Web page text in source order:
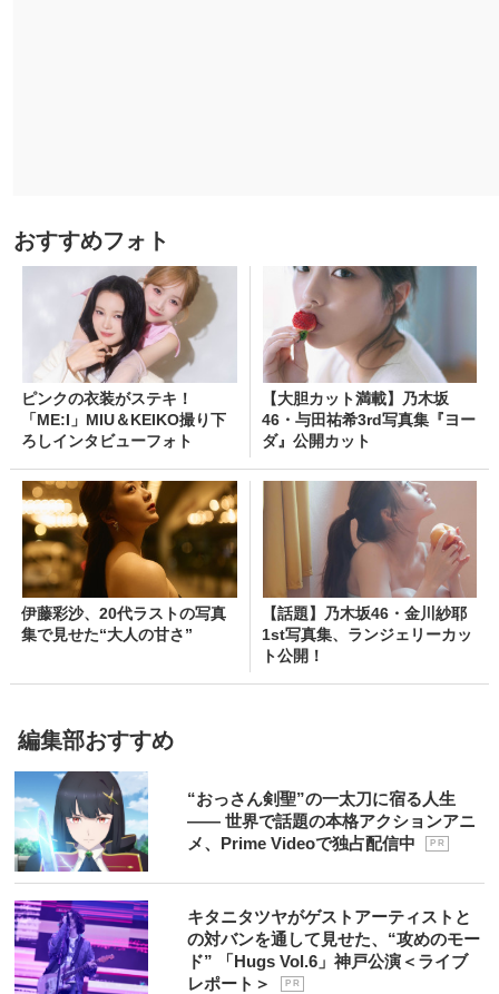
おすすめフォト
ピンクの衣装がステキ！
「ME:I」MIU＆KEIKO撮り下
ろしインタビューフォト
【大胆カット満載】乃木坂
46・与田祐希3rd写真集『ヨー
ダ』公開カット
伊藤彩沙、20代ラストの写真
集で見せた“大人の甘さ”
【話題】乃木坂46・金川紗耶
1st写真集、ランジェリーカッ
ト公開！
編集部おすすめ
“おっさん剣聖”の一太刀に宿る人生
―― 世界で話題の本格アクションアニ
メ、Prime Videoで独占配信中
P R
キタニタツヤがゲストアーティストと
の対バンを通して見せた、“攻めのモー
ド” 「Hugs Vol.6」神戸公演＜ライブ
レポート＞
P R